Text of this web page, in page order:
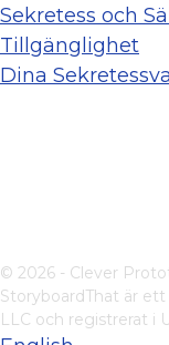
Sekretess och
Tillgänglighet
Dina Sekretessval
© 2026 - Clever
StoryboardThat är
LLC och registrerat i